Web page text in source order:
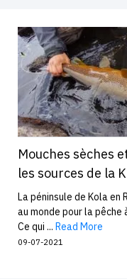
Mouches sèches
les sources de la
La péninsule de Kola
au monde pour la
Ce qui ... Read More
09-07-2021